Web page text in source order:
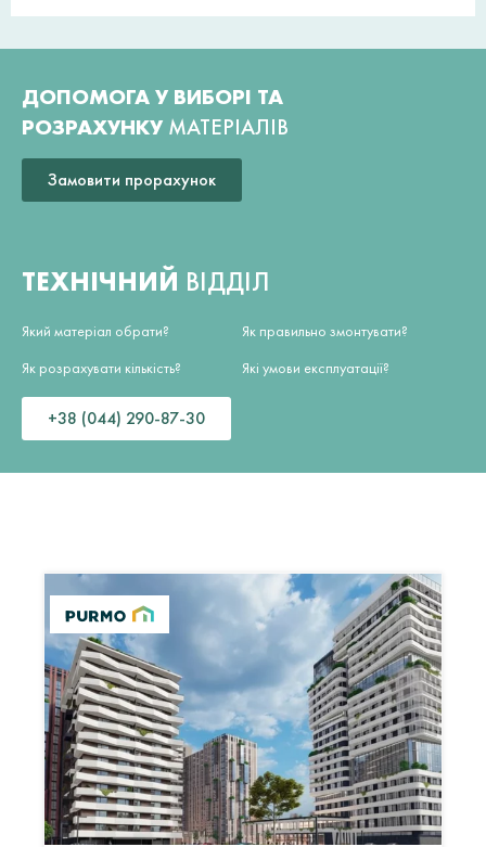
ДОПОМОГА У ВИБОРІ ТА
РОЗРАХУНКУ МАТЕРІАЛІВ
Замовити прорахунок
ТЕХНІЧНИЙ ВІДДІЛ
Який матеріал обрати?
Як розрахувати кількість?
Як правильно змонтувати?
Які умови експлуатації?
+38 (044) 290-87-30